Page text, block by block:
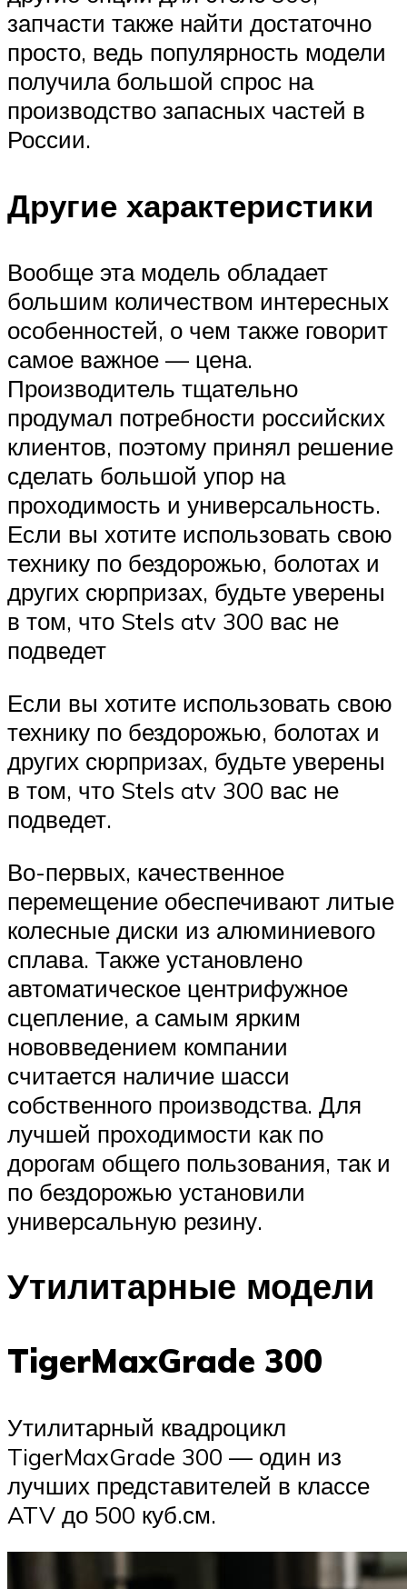
запчасти также найти достаточно
просто, ведь популярность модели
получила большой спрос на
производство запасных частей в
России.
Другие характеристики
Вообще эта модель обладает
большим количеством интересных
особенностей, о чем также говорит
самое важное — цена.
Производитель тщательно
продумал потребности российских
клиентов, поэтому принял решение
сделать большой упор на
проходимость и универсальность.
Если вы хотите использовать свою
технику по бездорожью, болотах и
других сюрпризах, будьте уверены
в том, что Stels atv 300 вас не
подведет
Если вы хотите использовать свою
технику по бездорожью, болотах и
других сюрпризах, будьте уверены
в том, что Stels atv 300 вас не
подведет.
Во-первых, качественное
перемещение обеспечивают литые
колесные диски из алюминиевого
сплава. Также установлено
автоматическое центрифужное
сцепление, а самым ярким
нововведением компании
считается наличие шасси
собственного производства. Для
лучшей проходимости как по
дорогам общего пользования, так и
по бездорожью установили
универсальную резину.
Утилитарные модели
TigerMaxGrade 300
Утилитарный квадроцикл
TigerMaxGrade 300 — один из
лучших представителей в классе
ATV до 500 куб.см.